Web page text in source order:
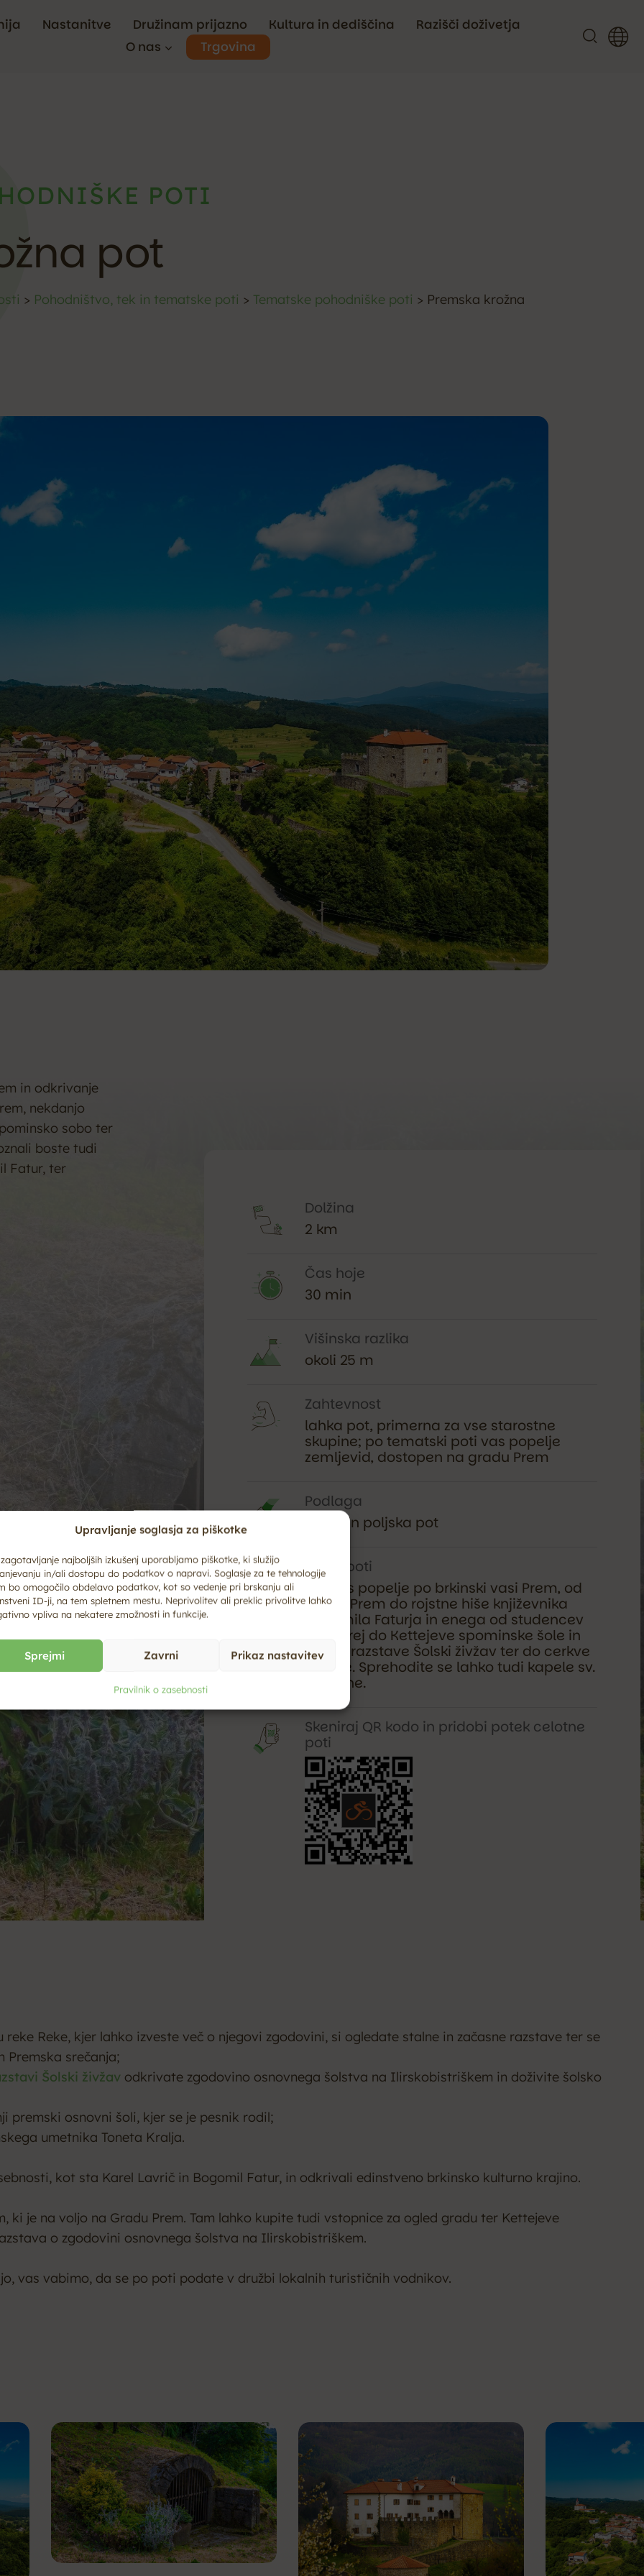
Upravljanje soglasja za piškotke
najboljših izkušenj uporabljamo piškotke, ki služijo
in/ali dostopu do podatkov o napravi. Soglasje za te tehnologije
bo omogočilo obdelavo podatkov, kot so vedenje pri brskanju ali
ID-ji, na tem spletnem mestu. Neprivolitev ali preklic privolitve lahko
vpliva na nekatere zmožnosti in funkcije.
Sprejmi Zavrni Prikaz nastavitev
Pravilnik o zasebnosti
Nastanitve Družinam prijazno Kultura in dediščina
Razišči doživetja
O nas
Trgovina
POTI
pot
> Pohodništvo, tek in tematske poti > Tematske pohodniške poti > Premska krožna
in odkrivanje
nekdanjo
sobo ter
boste tudi
Fatur, ter
Dolžina
2 km
Čas hoje
30 min
Višinska razlika
okoli 25 m
Zahtevnost
lahka pot, primerna za vse starostne
skupine; po tematski poti vas popelje
zemljevid, dostopen na gradu Prem
Podlaga
asfalt in poljska pot
Potek poti
Pot vas popelje po brkinski vasi Prem, od
gradu Prem do rojstne hiše književnika
Bogomila Faturja in enega od studencev
in naprej do Kettejeve spominske šole in
stalne razstave Šolski živžav ter do cerkve
Helene. Sprehodite se lahko tudi kapele sv.
Katarine.
Skeniraj QR kodo in pridobi potek celotne
poti
Reke, kjer lahko izveste več o njegovi zgodovini, si ogledate stalne in začasne razstave ter se
Premska srečanja;
Šolski živžav odkrivate zgodovino osnovnega šolstva na Ilirskobistriškem in doživite šolsko
premski osnovni šoli, kjer se je pesnik rodil;
umetnika Toneta Kralja.
kot sta Karel Lavrič in Bogomil Fatur, in odkrivali edinstveno brkinsko kulturno krajino.
ki je na voljo na Gradu Prem. Tam lahko kupite tudi vstopnice za ogled gradu ter Kettejeve
o zgodovini osnovnega šolstva na Ilirskobistriškem.
vas vabimo, da se po poti podate v družbi lokalnih turističnih vodnikov.